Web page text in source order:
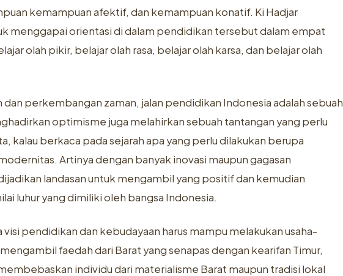
kemampuan afektif, dan kemampuan konatif. Ki Hadjar
menggapai orientasi di dalam pendidikan tersebut dalam empat
olah pikir, belajar olah rasa, belajar olah karsa, dan belajar olah
perkembangan zaman, jalan pendidikan Indonesia adalah sebuah
optimisme juga melahirkan sebuah tantangan yang perlu
kalau berkaca pada sejarah apa yang perlu dilakukan berupa
Artinya dengan banyak inovasi maupun gagasan
landasan untuk mengambil yang positif dan kemudian
luhur yang dimiliki oleh bangsa Indonesia.
visi pendidikan dan kebudayaan harus mampu melakukan usaha-
faedah dari Barat yang senapas dengan kearifan Timur,
individu dari materialisme Barat maupun tradisi lokal